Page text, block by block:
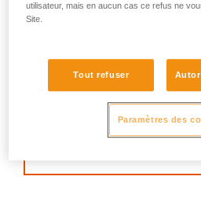
utilisateur, mais en aucun cas ce refus ne
Site.
Tout refuser
Paramètres des